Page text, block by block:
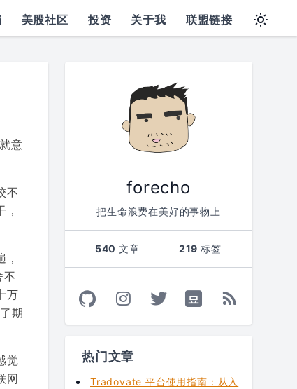
美股社区 投资 关于我 联盟链接
意
不
不
万
期
觉
网
forecho
把生命浪费在美好的事物上
540文章 219标签
热门文章
Tradovate 平台使用指南：从入